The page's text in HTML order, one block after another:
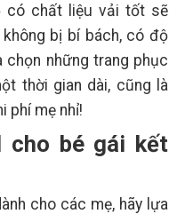
có chất liệu vải tốt sẽ
bị bí bách, có độ
những trang phục
thời gian dài, cũng là
phí mẹ nhỉ!
cho bé gái kết
cho các mẹ, hãy lựa